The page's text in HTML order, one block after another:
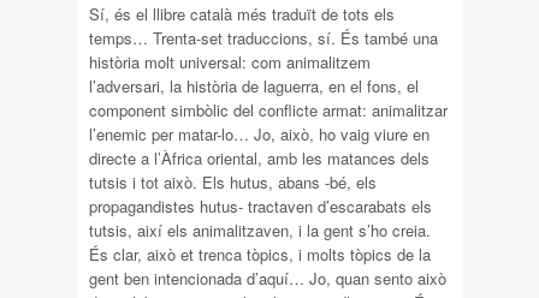
Sí, és el llibre català més traduït de tots els
temps… Trenta-set traduccions, sí. És també una
història molt universal: com animalitzem
l’adversari, la història de laguerra, en el fons, el
component simbòlic del conflicte armat: animalitzar
l’enemic per matar-lo… Jo, això, ho vaig viure en
directe a l’Àfrica oriental, amb les matances dels
tutsis i tot això. Els hutus, abans -bé, els
propagandistes hutus- tractaven d’escarabats els
tutsis, així els animalitzaven, i la gent s’ho creia.
És clar, això et trenca tòpics, i molts tòpics de la
gent ben intencionada d’aquí… Jo, quan sento això